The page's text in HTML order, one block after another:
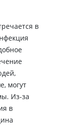
в
могут
Из-за
в